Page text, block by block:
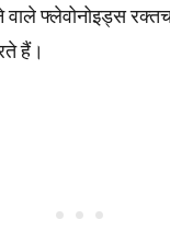
वाले फ्लेवोनोइड्स
हैं।